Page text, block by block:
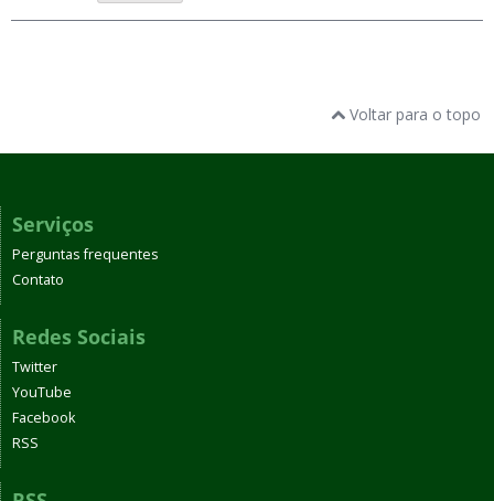
Voltar para o topo
Serviços
Perguntas frequentes
Contato
Redes Sociais
Twitter
YouTube
Facebook
RSS